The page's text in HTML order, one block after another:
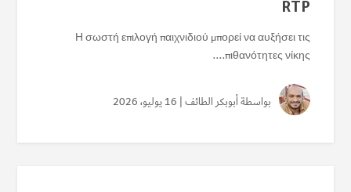
RTP
Η σωστή επιλογή παιχνιδιού μπορεί να αυξήσει τις
πιθανότητες νίκης....
بواسطةأبوبكر الطائف| 16 يوليو، 2026